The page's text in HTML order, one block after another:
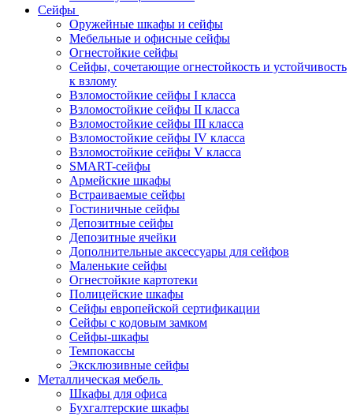
Сейфы
Оружейные шкафы и сейфы
Мебельные и офисные сейфы
Огнестойкие сейфы
Сейфы, сочетающие огнестойкость и устойчивость
к взлому
Взломостойкие сейфы I класса
Взломостойкие сейфы II класса
Взломостойкие сейфы III класса
Взломостойкие сейфы IV класса
Взломостойкие сейфы V класса
SMART-сейфы
Армейские шкафы
Встраиваемые сейфы
Гостиничные сейфы
Депозитные сейфы
Депозитные ячейки
Дополнительные аксессуары для сейфов
Маленькие сейфы
Огнестойкие картотеки
Полицейские шкафы
Сейфы европейской сертификации
Сейфы с кодовым замком
Сейфы-шкафы
Темпокассы
Эксклюзивные сейфы
Металлическая мебель
Шкафы для офиса
Бухгалтерские шкафы